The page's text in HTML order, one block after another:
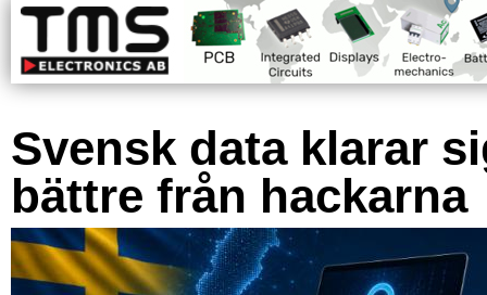
Svensk data klarar
bättre från hackarna